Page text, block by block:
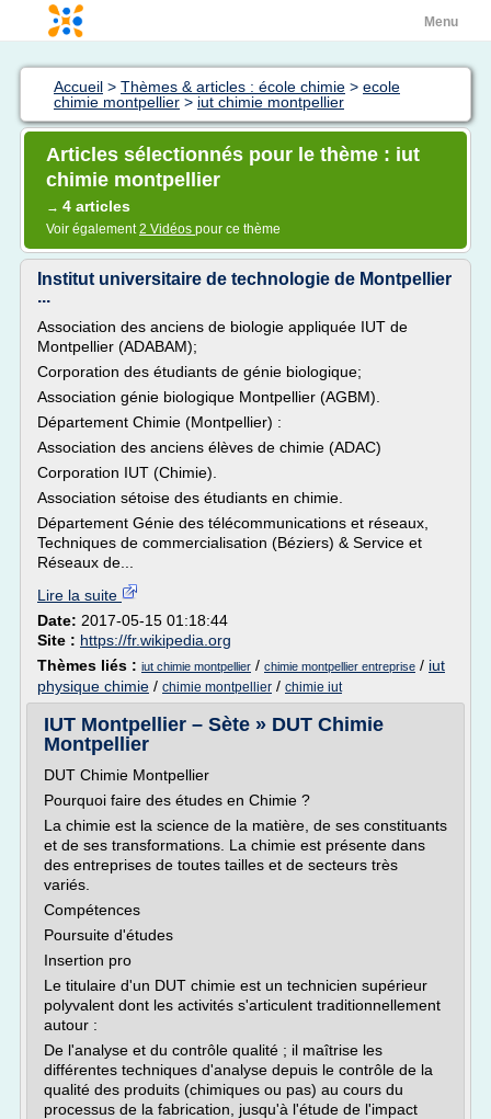
Menu
Accueil > Thèmes & articles : école chimie > ecole
chimie montpellier > iut chimie montpellier
Articles sélectionnés pour le thème : iut
chimie montpellier
→ 4 articles
Voir également2 Vidéos pour ce thème
Institut universitaire de technologie de Montpellier
...
Association des anciens de biologie appliquée IUT de
Montpellier (ADABAM);
Corporation des étudiants de génie biologique;
Association génie biologique Montpellier (AGBM).
Département Chimie (Montpellier) :
Association des anciens élèves de chimie (ADAC)
Corporation IUT (Chimie).
Association sétoise des étudiants en chimie.
Département Génie des télécommunications et réseaux,
Techniques de commercialisation (Béziers) & Service et
Réseaux de...
Lire la suite
Date: 2017-05-15 01:18:44
Site : https://fr.wikipedia.org
Thèmes liés : iut chimie montpellier / chimie montpellier entreprise / iut
physique chimie / chimie montpellier / chimie iut
IUT Montpellier – Sète » DUT Chimie
Montpellier
DUT Chimie Montpellier
Pourquoi faire des études en Chimie ?
La chimie est la science de la matière, de ses constituants
et de ses transformations. La chimie est présente dans
des entreprises de toutes tailles et de secteurs très
variés.
Compétences
Poursuite d'études
Insertion pro
Le titulaire d'un DUT chimie est un technicien supérieur
polyvalent dont les activités s'articulent traditionnellement
autour :
De l'analyse et du contrôle qualité ; il maîtrise les
différentes techniques d'analyse depuis le contrôle de la
qualité des produits (chimiques ou pas) au cours du
processus de la fabrication, jusqu'à l'étude de l'impact